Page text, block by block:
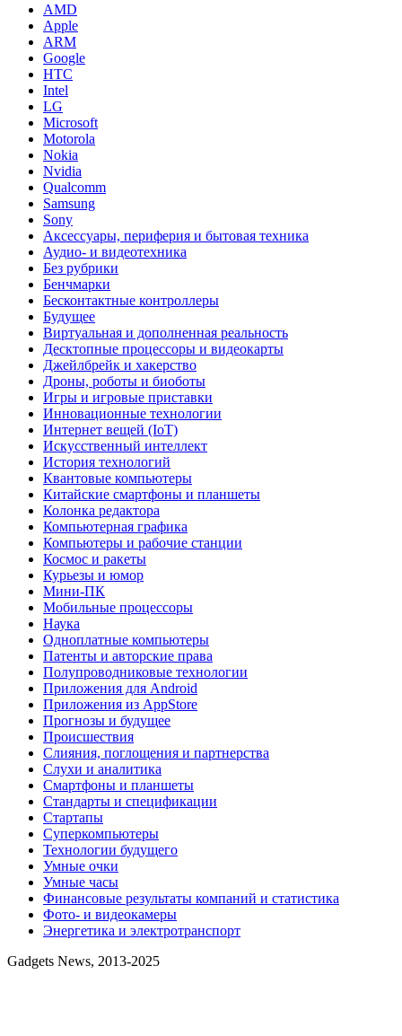
AMD
Apple
ARM
Google
HTC
Intel
LG
Microsoft
Motorola
Nokia
Nvidia
Qualcomm
Samsung
Sony
Аксессуары, периферия и бытовая техника
Аудио- и видеотехника
Без рубрики
Бенчмарки
Бесконтактные контроллеры
Будущее
Виртуальная и дополненная реальность
Десктопные процессоры и видеокарты
Джейлбрейк и хакерство
Дроны, роботы и биоботы
Игры и игровые приставки
Инновационные технологии
Интернет вещей (IoT)
Искусственный интеллект
История технологий
Квантовые компьютеры
Китайские смартфоны и планшеты
Колонка редактора
Компьютерная графика
Компьютеры и рабочие станции
Космос и ракеты
Курьезы и юмор
Мини-ПК
Мобильные процессоры
Наука
Одноплатные компьютеры
Патенты и авторские права
Полупроводниковые технологии
Приложения для Android
Приложения из AppStore
Прогнозы и будущее
Происшествия
Слияния, поглощения и партнерства
Слухи и аналитика
Смартфоны и планшеты
Стандарты и спецификации
Стартапы
Суперкомпьютеры
Технологии будущего
Умные очки
Умные часы
Финансовые результаты компаний и статистика
Фото- и видеокамеры
Энергетика и электротранспорт
Gadgets News, 2013-2025